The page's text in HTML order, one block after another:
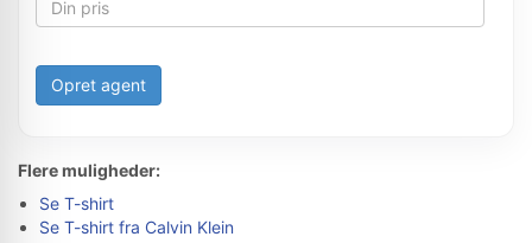
Opret agent
Flere muligheder:
Se T-shirt
Se T-shirt fra Calvin Klein